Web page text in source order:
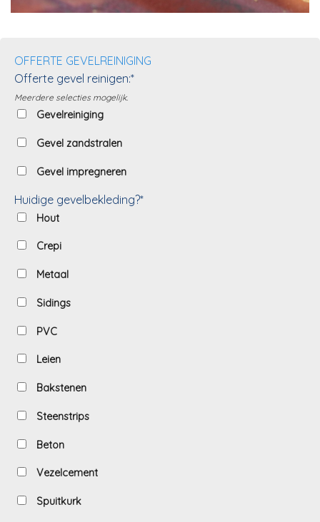
OFFERTE GEVELREINIGING
Offerte gevel reinigen:*
Meerdere selecties mogelijk.
Gevelreiniging
Gevel zandstralen
Gevel impregneren
Huidige gevelbekleding?*
Hout
Crepi
Metaal
Sidings
PVC
Leien
Bakstenen
Steenstrips
Beton
Vezelcement
Spuitkurk